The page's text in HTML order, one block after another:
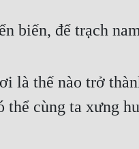
để trạch
là thế nào trở
thể cùng ta xưng